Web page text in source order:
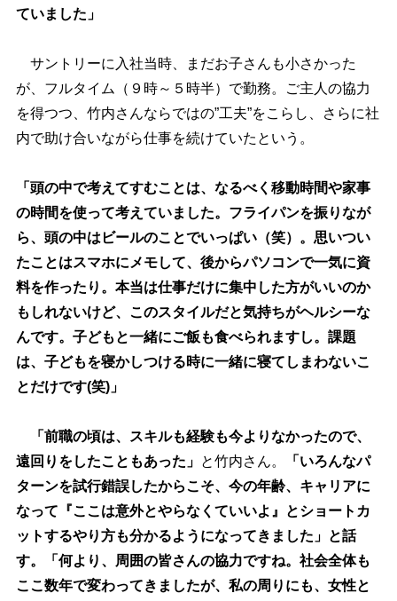
ていました」
サントリーに入社当時、まだお子さんも小さかった
が、フルタイム（９時～５時半）で勤務。ご主人の協力
を得つつ、竹内さんならではの”工夫”をこらし、さらに社
内で助け合いながら仕事を続けていたという。
「頭の中で考えてすむことは、なるべく移動時間や家事
の時間を使って考えていました。フライパンを振りなが
ら、頭の中はビールのことでいっぱい（笑）。思いつい
たことはスマホにメモして、後からパソコンで一気に資
料を作ったり。本当は仕事だけに集中した方がいいのか
もしれないけど、このスタイルだと気持ちがヘルシーな
んです。子どもと一緒にご飯も食べられますし。課題
は、子どもを寝かしつける時に一緒に寝てしまわないこ
とだけです(笑)」
「前職の頃は、スキルも経験も今よりなかったので、
遠回りをしたこともあった」 と竹内さん。
「いろんなパ
ターンを試行錯誤したからこそ、今の年齢、キャリアに
なって『ここは意外とやらなくていいよ』とショートカ
ットするやり方も分かるようになってきました」と話
す。「何より、周囲の皆さんの協力ですね。社会全体も
ここ数年で変わってきましたが、私の周りにも、女性と